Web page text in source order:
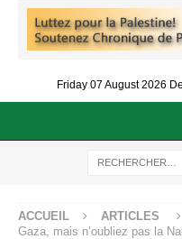
Friday 07 August 2026
ACCUEIL ARTICLES
Gaza, mais n’oubliez pas la